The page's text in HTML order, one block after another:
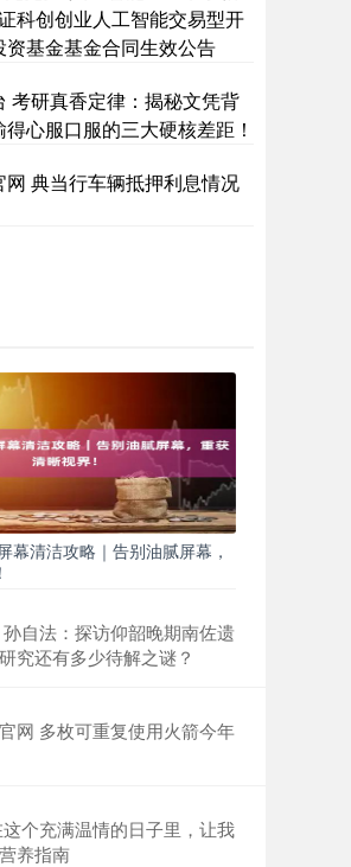
科创创业人工智能交易型开
资基金基金合同生效公告
考研真香定律：揭秘文凭背
心服口服的三大硬核差距！
网 典当行车辆抵押利息情况
幕清洁攻略｜告别油腻屏幕，
自法：探访仰韶晚期南佐遗
还有多少待解之谜？
网 多枚可重复使用火箭今年
个充满温情的日子里，让我
养指南